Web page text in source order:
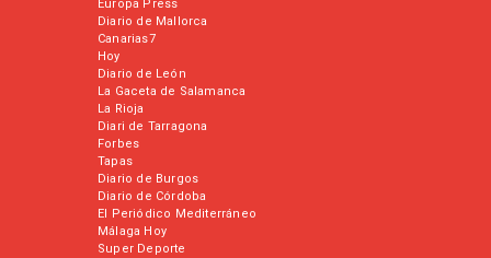
Europa Press
Diario de Mallorca
Canarias7
Hoy
Diario de León
La Gaceta de Salamanca
La Rioja
Diari de Tarragona
Forbes
Tapas
Diario de Burgos
Diario de Córdoba
El Periódico Mediterráneo
Málaga Hoy
Super Deporte